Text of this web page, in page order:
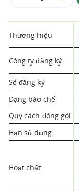
Thương hiệu
Công ty đăng ký
Số đăng ký
Dạng bào chế
Quy cách đóng gói
Hạn sử dụng
Hoạt chất